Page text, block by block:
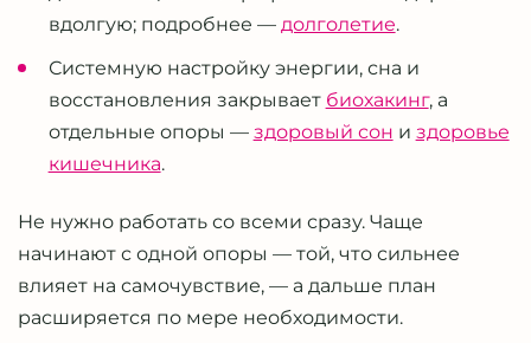
вдолгую; подробнее — долголетие.
Системную настройку энергии, сна и
восстановления закрывает биохакинг, а
отдельные опоры — здоровый сон и здоровье
кишечника.
Не нужно работать со всеми сразу. Чаще
начинают с одной опоры — той, что сильнее
влияет на самочувствие, — а дальше план
расширяется по мере необходимости.